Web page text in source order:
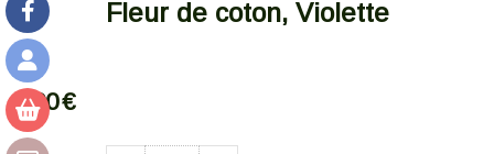
Fleur de coton, Violette
4,00€